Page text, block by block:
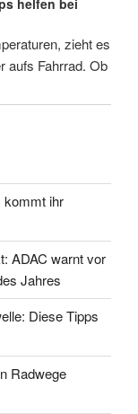
helfen bei
zieht es
aufs Fahrrad. Ob
kommt ihr
ADAC warnt vor
Jahres
Diese Tipps
Radwege